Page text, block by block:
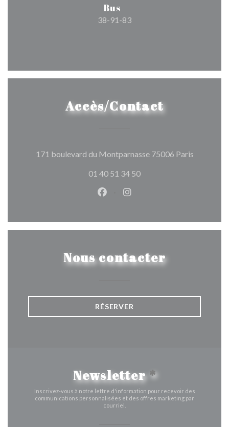
Bus
38-91-83
Accès/Contact
171 boulevard du Montparnasse 75006 Paris((ouvre
01 40 51 34 50
Facebook ((ouvre une
Instagram ((ouvre une
Nous contacter
RÉSERVER
Newsletter*
Inscrivez-vous à notre lettre d'information pour recevoir des
communications personnalisées et des offres marketing par
courriel.